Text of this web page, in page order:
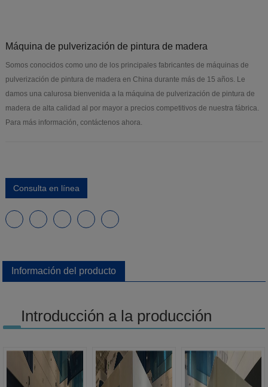
Máquina de pulverización de pintura de madera
Somos conocidos como uno de los principales fabricantes de máquinas de
pulverización de pintura de madera en China durante más de 15 años. Le
damos una calurosa bienvenida a la máquina de pulverización de pintura de
madera de alta calidad al por mayor a precios competitivos de nuestra fábrica.
Para más información, contáctenos ahora.
Consulta en línea
Información del producto
Introducción a la producción